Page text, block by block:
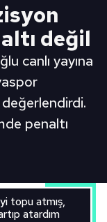
değil
canlı yayına
penaltı
topu atmış,
atardım